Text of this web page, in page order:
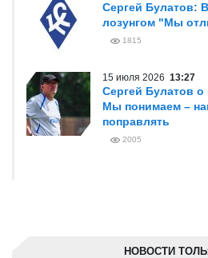
Сергей Булатов:
лозунгом "Мы
1815
15 июля 2026 13:27
Сергей Булатов
Мы понимаем –
поправлять
2005
НОВОСТИ